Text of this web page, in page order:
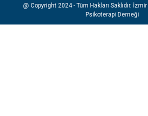
@ Copyright 2024 - Tüm Hakları Saklıdır.
Psikoterapi Derneği